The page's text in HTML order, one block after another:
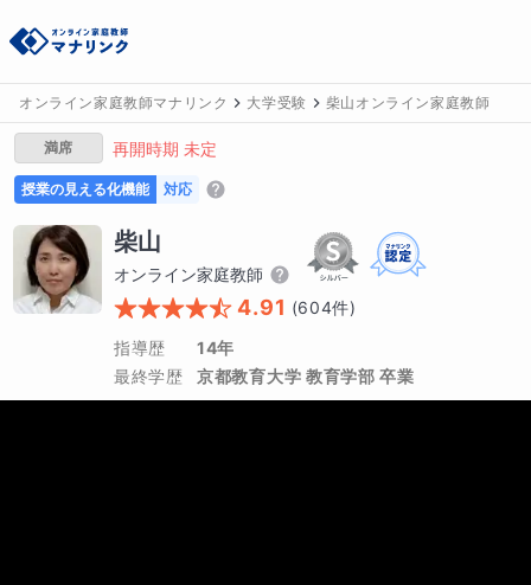
オンライン家庭教師マナリンク 大学受験 柴山オンライン家庭教師
満席 再開時期 未定
授業の見える化機能 対応
柴山
オンライン家庭教師
4.91 (604件)
指導歴
14年
最終学歴
京都教育大学 教育学部 卒業